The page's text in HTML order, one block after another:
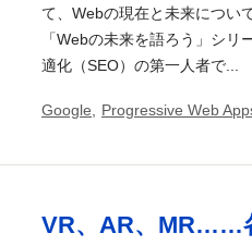
て、Webの現在と未来につい
「Webの未来を語ろう」シ
適化（SEO）の第一人者で...
Google Progressive Web
VR、AR、MR……